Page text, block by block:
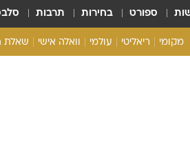
ספורט בחירות תרבות
מקומי ריאליטי עולמי וואלה אישי שאלת